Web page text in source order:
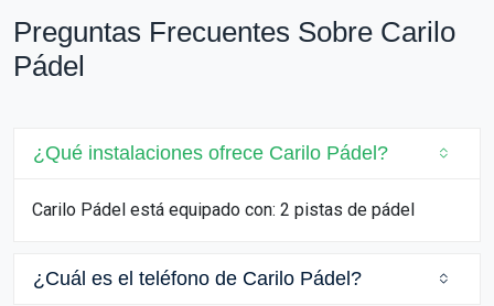
Preguntas Frecuentes Sobre Carilo
Pádel
¿Qué instalaciones ofrece Carilo Pádel?
Carilo Pádel está equipado con: 2 pistas de pádel
¿Cuál es el teléfono de Carilo Pádel?